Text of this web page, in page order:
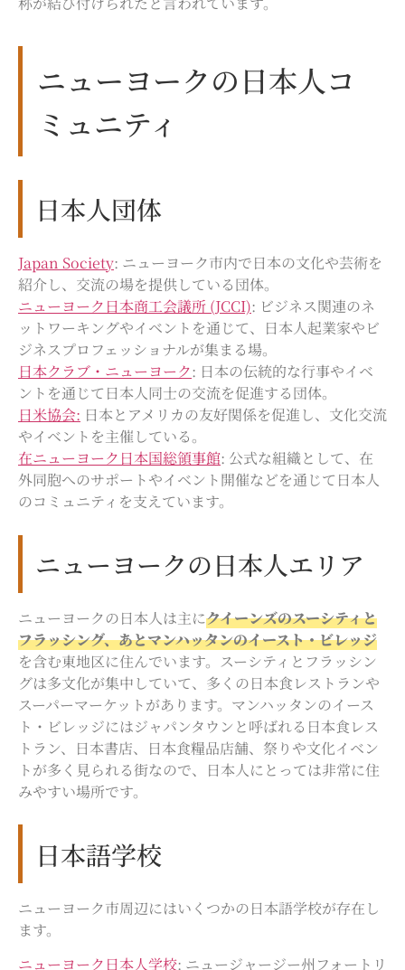
ニューヨークの日本人コ
ミュニティ
日本人団体
Japan Society: ニューヨーク市内で日本の文化や芸術を
紹介し、交流の場を提供している団体。
ニューヨーク日本商工会議所 (JCCI): ビジネス関連のネ
ットワーキングやイベントを通じて、日本人起業家やビ
ジネスプロフェッショナルが集まる場。
日本クラブ・ニューヨーク: 日本の伝統的な行事やイベ
ントを通じて日本人同士の交流を促進する団体。
日米協会: 日本とアメリカの友好関係を促進し、文化交流
やイベントを主催している。
在ニューヨーク日本国総領事館: 公式な組織として、在
外同胞へのサポートやイベント開催などを通じて日本人
のコミュニティを支えています。
ニューヨークの日本人エリア
ニューヨークの日本人は主にクイーンズのスーシティと
フラッシング、あとマンハッタンのイースト・ビレッジ
を含む東地区に住んでいます。スーシティとフラッシン
グは多文化が集中していて、多くの日本食レストランや
スーパーマーケットがあります。マンハッタンのイース
ト・ビレッジにはジャパンタウンと呼ばれる日本食レス
トラン、日本書店、日本食糧品店舗、祭りや文化イベン
トが多く見られる街なので、日本人にとっては非常に住
みやすい場所です。
日本語学校
ニューヨーク市周辺にはいくつかの日本語学校が存在し
ます。
ニューヨーク日本人学校: ニュージャージー州フォートリ